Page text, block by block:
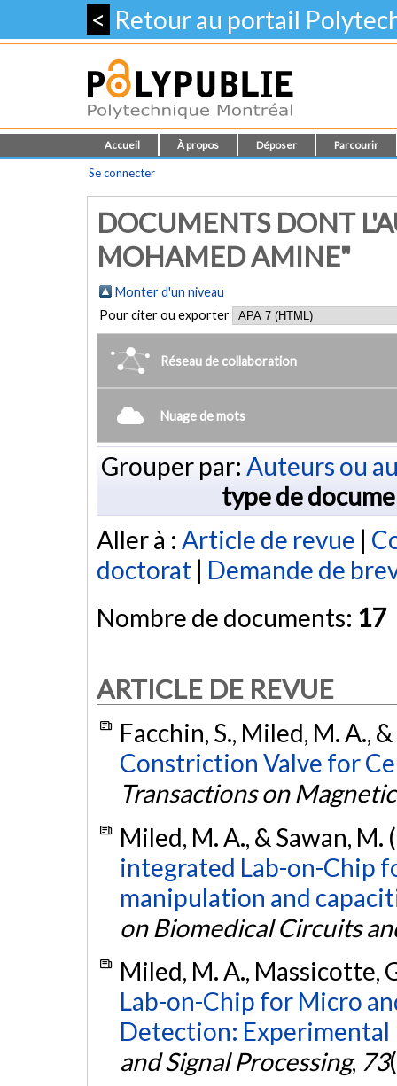
< Retour au portail
Accueil À propos Déposer Parcourir
Se connecter
DOCUMENTS DONT
MOHAMED AMINE"
Monter d'un niveau
Pour citer ou exporter
Réseau de collaboration
Nuage de mots
Grouper par: Auteurs ou
type de
Aller à : Article de revue |
doctorat | Demande de
Nombre de documents: 17
ARTICLE DE REVUE
Facchin, S., Miled, M. A.,
Constriction Valve for
Transactions on
Miled, M. A., & Sawan,
integrated Lab-on-Chip
manipulation and
on Biomedical Circuits
Miled, M. A., Massicotte,
Lab-on-Chip for Micro
Detection: Experimental
and Signal Processing, 73